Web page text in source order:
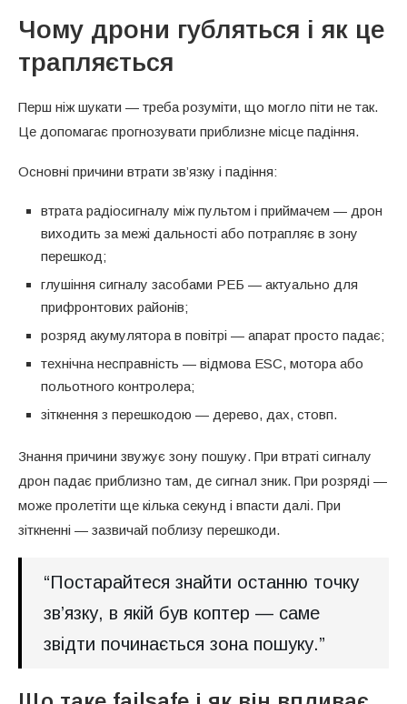
Чому дрони губляться і як це
трапляється
Перш ніж шукати — треба розуміти, що могло піти не так.
Це допомагає прогнозувати приблизне місце падіння.
Основні причини втрати зв’язку і падіння:
втрата радіосигналу між пультом і приймачем — дрон
виходить за межі дальності або потрапляє в зону
перешкод;
глушіння сигналу засобами РЕБ — актуально для
прифронтових районів;
розряд акумулятора в повітрі — апарат просто падає;
технічна несправність — відмова ESC, мотора або
польотного контролера;
зіткнення з перешкодою — дерево, дах, стовп.
Знання причини звужує зону пошуку. При втраті сигналу
дрон падає приблизно там, де сигнал зник. При розряді —
може пролетіти ще кілька секунд і впасти далі. При
зіткненні — зазвичай поблизу перешкоди.
“Постарайтеся знайти останню точку
зв’язку, в якій був коптер — саме
звідти починається зона пошуку.”